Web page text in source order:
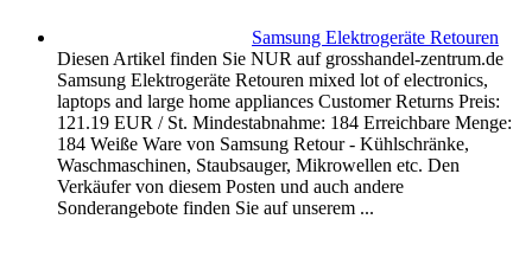
Samsung Elektrogeräte Retouren
Diesen Artikel finden Sie NUR auf grosshandel-zentrum.de
Samsung Elektrogeräte Retouren mixed lot of electronics,
laptops and large home appliances Customer Returns Preis:
121.19 EUR / St. Mindestabnahme: 184 Erreichbare Menge:
184 Weiße Ware von Samsung Retour - Kühlschränke,
Waschmaschinen, Staubsauger, Mikrowellen etc. Den
Verkäufer von diesem Posten und auch andere
Sonderangebote finden Sie auf unserem ...